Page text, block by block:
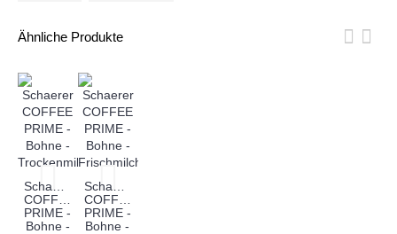
Ähnliche Produkte
Schaerer
COFFEE
PRIME -
Bohne -
Schaerer
COFFEE
PRIME -
Bohne -